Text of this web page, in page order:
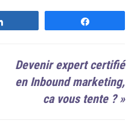
Devenir expert certifié
en Inbound marketing,
ca vous tente ?»